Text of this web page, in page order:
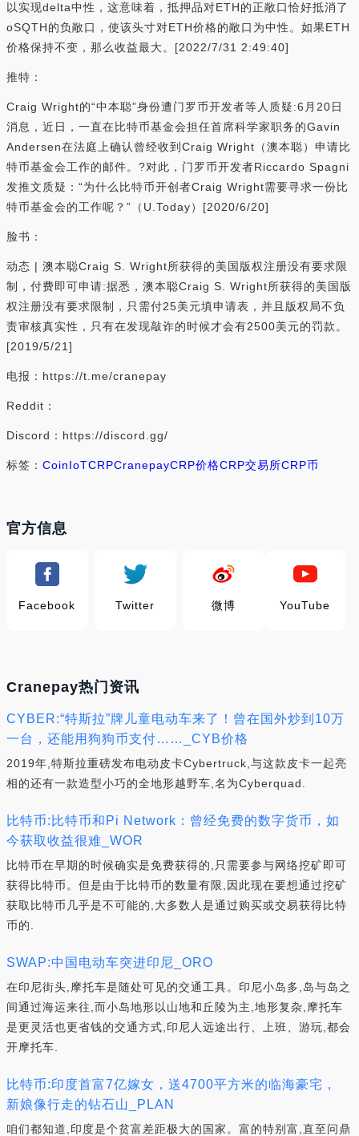
以实现delta中性，这意味着，抵押品对ETH的正敞口恰好抵消了
oSQTH的负敞口，使该头寸对ETH价格的敞口为中性。如果ETH
价格保持不变，那么收益最大。[2022/7/31 2:49:40]
推特：
Craig Wright的“中本聪”身份遭门罗币开发者等人质疑:6月20日
消息，近日，一直在比特币基金会担任首席科学家职务的Gavin
Andersen在法庭上确认曾经收到Craig Wright（澳本聪）申请比
特币基金会工作的邮件。?对此，门罗币开发者Riccardo Spagni
发推文质疑：“为什么比特币开创者Craig Wright需要寻求一份比
特币基金会的工作呢？”（U.Today）[2020/6/20]
脸书：
动态 | 澳本聪Craig S. Wright所获得的美国版权注册没有要求限
制，付费即可申请:据悉，澳本聪Craig S. Wright所获得的美国版
权注册没有要求限制，只需付25美元填申请表，并且版权局不负
责审核真实性，只有在发现敲诈的时候才会有2500美元的罚款。
[2019/5/21]
电报：https://t.me/cranepay
Reddit：
Discord：https://discord.gg/
标签： CoinIoTCRPCranepayCRP价格CRP交易所CRP币
官方信息
Facebook Twitter 微博 YouTube
Cranepay热门资讯
CYBER:“特斯拉”牌儿童电动车来了！曾在国外炒到10万
一台，还能用狗狗币支付……_CYB价格
2019年,特斯拉重磅发布电动皮卡Cybertruck,与这款皮卡一起亮
相的还有一款造型小巧的全地形越野车,名为Cyberquad.
比特币:比特币和Pi Network：曾经免费的数字货币，如
今获取收益很难_WOR
比特币在早期的时候确实是免费获得的,只需要参与网络挖矿即可
获得比特币。但是由于比特币的数量有限,因此现在要想通过挖矿
获取比特币几乎是不可能的,大多数人是通过购买或交易获得比特
币的.
SWAP:中国电动车突进印尼_ORO
在印尼街头,摩托车是随处可见的交通工具。印尼小岛多,岛与岛之
间通过海运来往,而小岛地形以山地和丘陵为主,地形复杂,摩托车
是更灵活也更省钱的交通方式,印尼人远途出行、上班、游玩,都会
开摩托车.
比特币:印度首富7亿嫁女，送4700平方米的临海豪宅，
新娘像行走的钻石山_PLAN
咱们都知道,印度是个贫富差距极大的国家。富的特别富,直至问鼎